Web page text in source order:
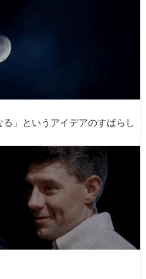
る」というアイデアのすばらし